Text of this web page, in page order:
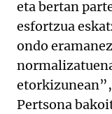
eta bertan
esfortzua
ondo
Pertsona